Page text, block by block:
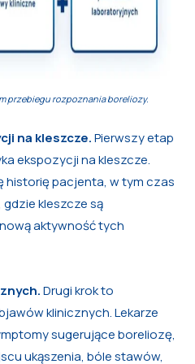
przebiegu rozpoznania boreliozy.
na kleszcze.Pierwszy etap
ekspozycji na kleszcze.
historię pacjenta, w tym czas
kleszcze są
aktywność tych
Drugi krok to
klinicznych. Lekarze
sugerujące boreliozę,
ukąszenia, bóle stawów,